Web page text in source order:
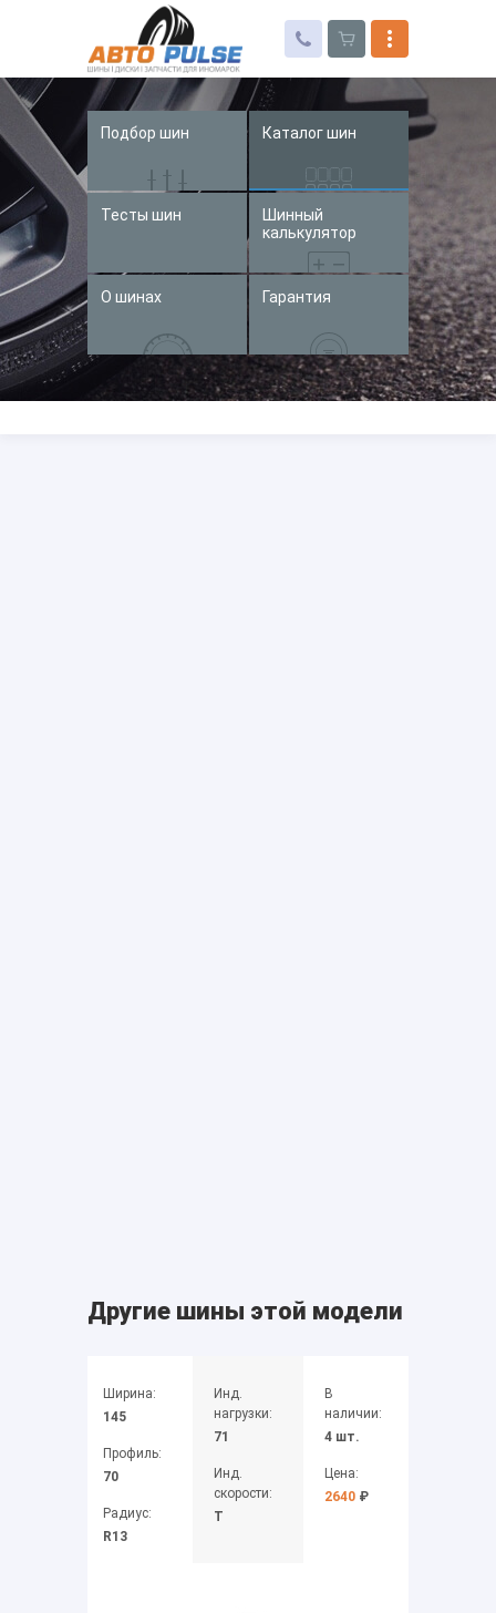
Автошины
Колесные диски
Запчасти для иномарок
Доставка и оплата
Контакты
Подбор шин Каталог шин
Тесты шин
Шинный
калькулятор
О шинах Гарантия
Другие шины этой модели
Ширина:
145
Профиль:
70
Радиус:
R13
Инд.
нагрузки:
71
Инд.
скорости:
T
В
наличии:
4 шт.
Цена:
2640 ₽